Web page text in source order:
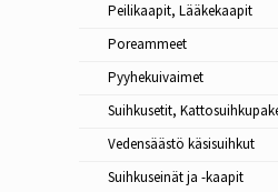
Peilikaapit, Lääkekaapit
Poreammeet
Pyyhekuivaimet
Suihkusetit,
Vedensäästö käsisuihkut
Suihkuseinät ja -kaapit